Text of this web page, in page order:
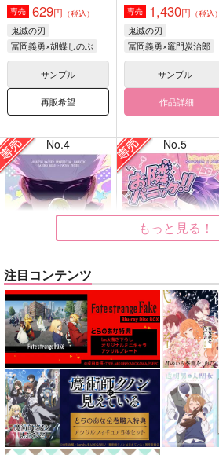
専売 629円 （税込）
鬼滅の刃
冨岡義勇×胡蝶しのぶ
サンプル
再販希望
専売 1,430円 （税込）
鬼滅の刃
冨岡義勇×竈門炭治郎
サンプル
作品詳細
No.4
どうぞ、しばしの戯れ
を！
はたけおこし
専売 629円 （税込）
呪術廻戦
五条悟×禪院直哉
サンプル
No.5
お隣パニック!!
キャロル
専売 1,100円（税込）
その他
カラスバ×セイカ
サンプル
もっと見る！
注目コンテンツ